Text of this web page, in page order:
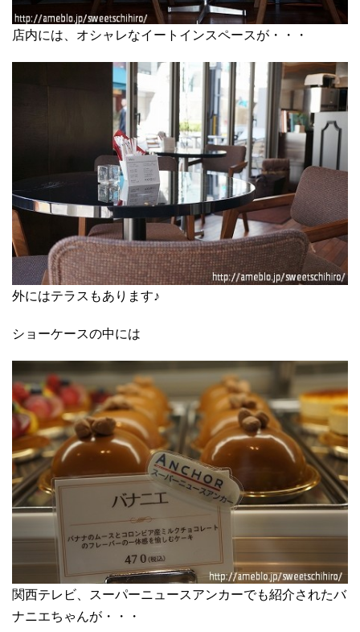
店内には、オシャレなイートインスペースが・・・
外にはテラスもあります♪
ショーケースの中には
関西テレビ、スーパーニュースアンカーでも紹介されたバ
ナニエちゃんが・・・